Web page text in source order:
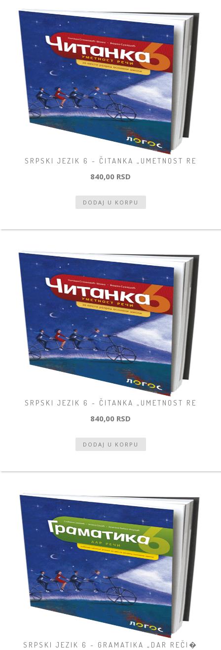
SRPSKI JEZIK 6 - ČITANKA „UMETNOST RE
840,00 RSD
SRPSKI JEZIK 6 - ČITANKA „UMETNOST RE
840,00 RSD
SRPSKI JEZIK 6 - GRAMATIKA „DAR REČI�